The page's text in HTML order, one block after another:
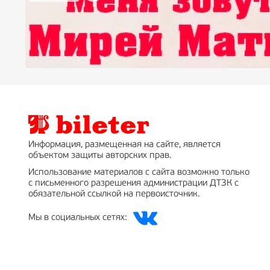
Информация, размещенная на сайте, является
объектом защиты авторских прав.
Использование материалов с сайта возможно только
с письменного разрешения администрации ДТЗК с
обязательной ссылкой на первоисточник.
Мы в социальных сетях: